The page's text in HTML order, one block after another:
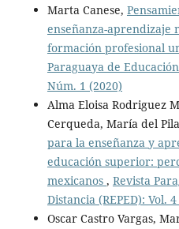
Marta Canese,
enseñanza-aprendizaje
formación profesional
Paraguaya de
Núm. 1 (2020)
Alma Eloisa Rodriguez
Cerqueda, María del
para la enseñanza y
educación superior:
mexicanos , Revista
Distancia (REPED): Vol.
Oscar Castro Vargas,